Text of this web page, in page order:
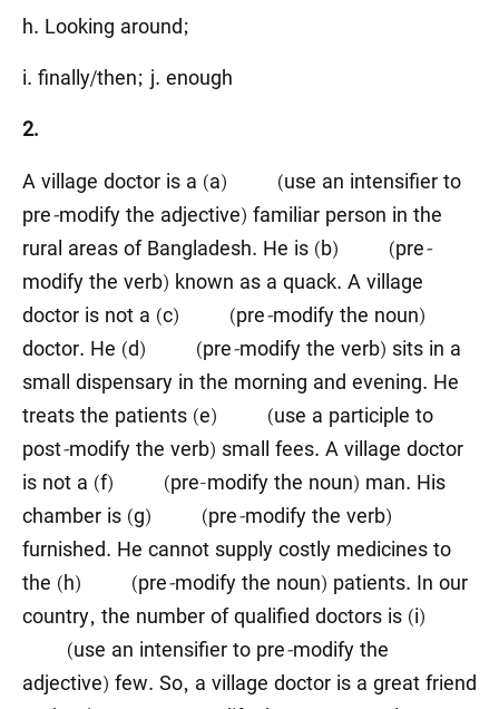
h. Looking around;
i. finally/then; j. enough
2.
A village doctor is a (a) (use an intensifier to
pre-modify the adjective) familiar person in the
rural areas of Bangladesh. He is (b) (pre-
modify the verb) known as a quack. A village
doctor is not a (c) (pre-modify the noun)
doctor. He (d) (pre-modify the verb) sits in a
small dispensary in the morning and evening. He
treats the patients (e) (use a participle to
post-modify the verb) small fees. A village doctor
is not a (f) (pre-modify the noun) man. His
chamber is (g) (pre-modify the verb)
furnished. He cannot supply costly medicines to
the (h) (pre-modify the noun) patients. In our
country, the number of qualified doctors is (i)
(use an intensifier to pre-modify the
adjective) few. So, a village doctor is a great friend